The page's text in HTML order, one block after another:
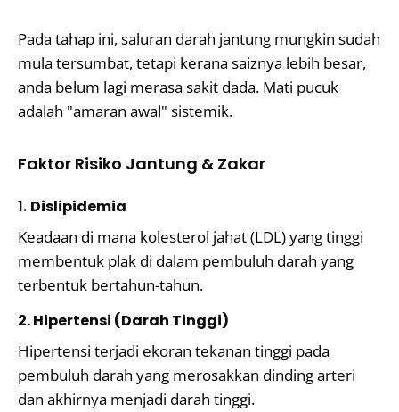
Pada tahap ini, saluran darah jantung mungkin sudah
mula tersumbat, tetapi kerana saiznya lebih besar,
anda belum lagi merasa sakit dada. Mati pucuk
adalah "amaran awal" sistemik.
Faktor Risiko Jantung & Zakar
1. Dislipidemia
Keadaan di mana kolesterol jahat (LDL) yang tinggi
membentuk plak di dalam pembuluh darah yang
terbentuk bertahun-tahun.
2. Hipertensi (Darah Tinggi)
Hipertensi terjadi ekoran tekanan tinggi pada
pembuluh darah yang merosakkan dinding arteri
dan akhirnya menjadi darah tinggi.